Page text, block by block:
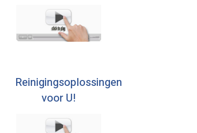
Reinigingsoplossingen
voor U!